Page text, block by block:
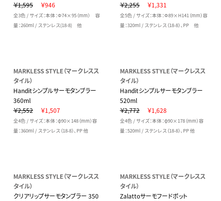
￥1,595
￥946
全3色 / サイズ：本体：Φ74×95（mm） 容
量：260ml / ステンレス(18-8) 他
￥2,255
￥1,331
全5色 / サイズ：本体：Φ89×H141（mm）容
量：320ml / ステンレス（18-8）、PP 他
MARKLESS STYLE（マークレスス
タイル）
Handitシンプルサーモタンブラー
360ml
￥2,552
￥1,507
全4色 / サイズ：本体：φ90×148（mm）容
量：360ml / ステンレス（18-8）､PP 他
MARKLESS STYLE（マークレスス
タイル）
Handitシンプルサーモタンブラー
520ml
￥2,772
￥1,628
全4色 / サイズ：本体：φ90×178（mm）容
量：520ml / ステンレス（18-8）､PP 他
MARKLESS STYLE（マークレスス
タイル）
クリアリップサーモタンブラー 350
MARKLESS STYLE（マークレスス
タイル）
Zalattoサーモフードポット